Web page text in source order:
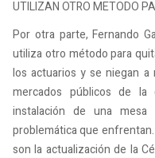
UTILIZAN OTRO METODO
Por otra parte, Fernando
utiliza otro método para
los actuarios y se niegan a
mercados públicos de
instalación de una
problemática que
son la actualización de la